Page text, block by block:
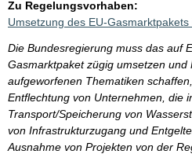
Zu Regelungsvorhaben:
Umsetzung des EU-
Die Bundesregierung muss das auf
Gasmarktpaket zügig umsetzen
aufgeworfenen Thematiken
Entflechtung von Unternehmen, die
Transport/Speicherung von
von Infrastrukturzugang und
Ausnahme von Projekten von der